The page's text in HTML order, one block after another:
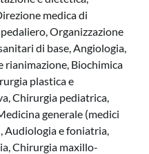
medica di
Organizzazione
di base, Angiologia,
rianimazione, Biochimica
plastica e
Chirurgia pediatrica,
generale (medici
Audiologia e foniatria,
Chirurgia maxillo-